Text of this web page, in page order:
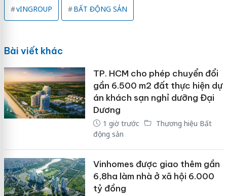
vINGROUP BẤT ĐỘNG SẢN
Bài viết khác
TP. HCM cho phép chuyển đổi
gần 6.500 m2 đất thực hiện dự
án khách sạn nghỉ dưỡng Đại
Dương
1 giờ trước
Thương hiệu Bất
động sản
Vinhomes được giao thêm gần
6,8ha làm nhà ở xã hội 6.000
tỷ đồng